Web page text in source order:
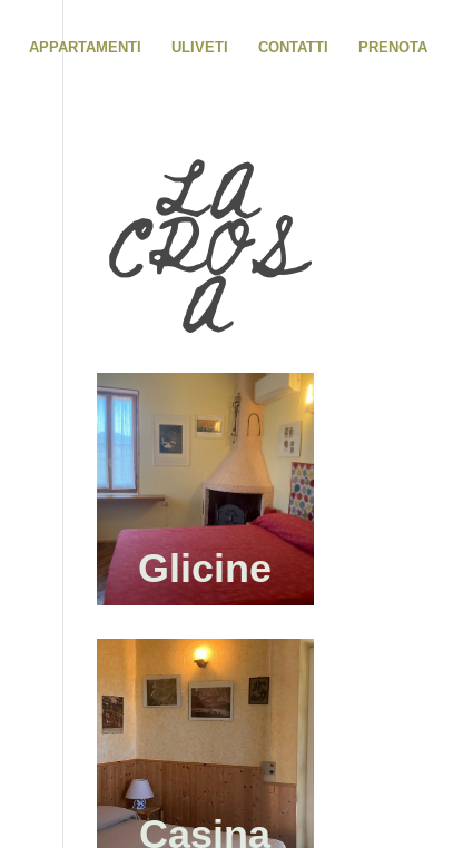
APPARTAMENTI ULIVETI CONTATTI PRENOTA
LA
CROS
A
Glicine
Casina